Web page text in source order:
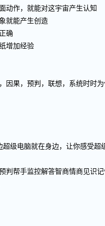
动作，就能对这宇宙产生认知
就能产生创造
确
增加经验
因果，预判，联想，系统时时
级电脑就在身边，让你感受超
判帮手监控解答智商情商见识